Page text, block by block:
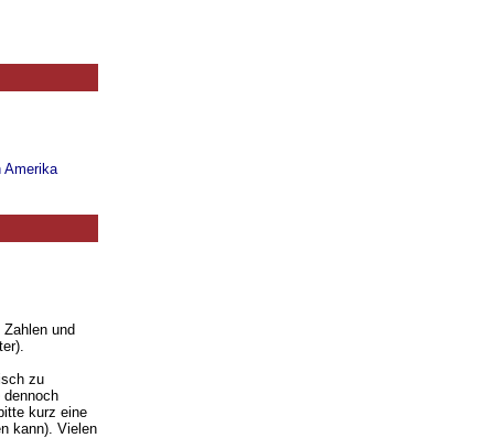
Amerika
Zahlen und
zu
kurz eine
kann). Vielen